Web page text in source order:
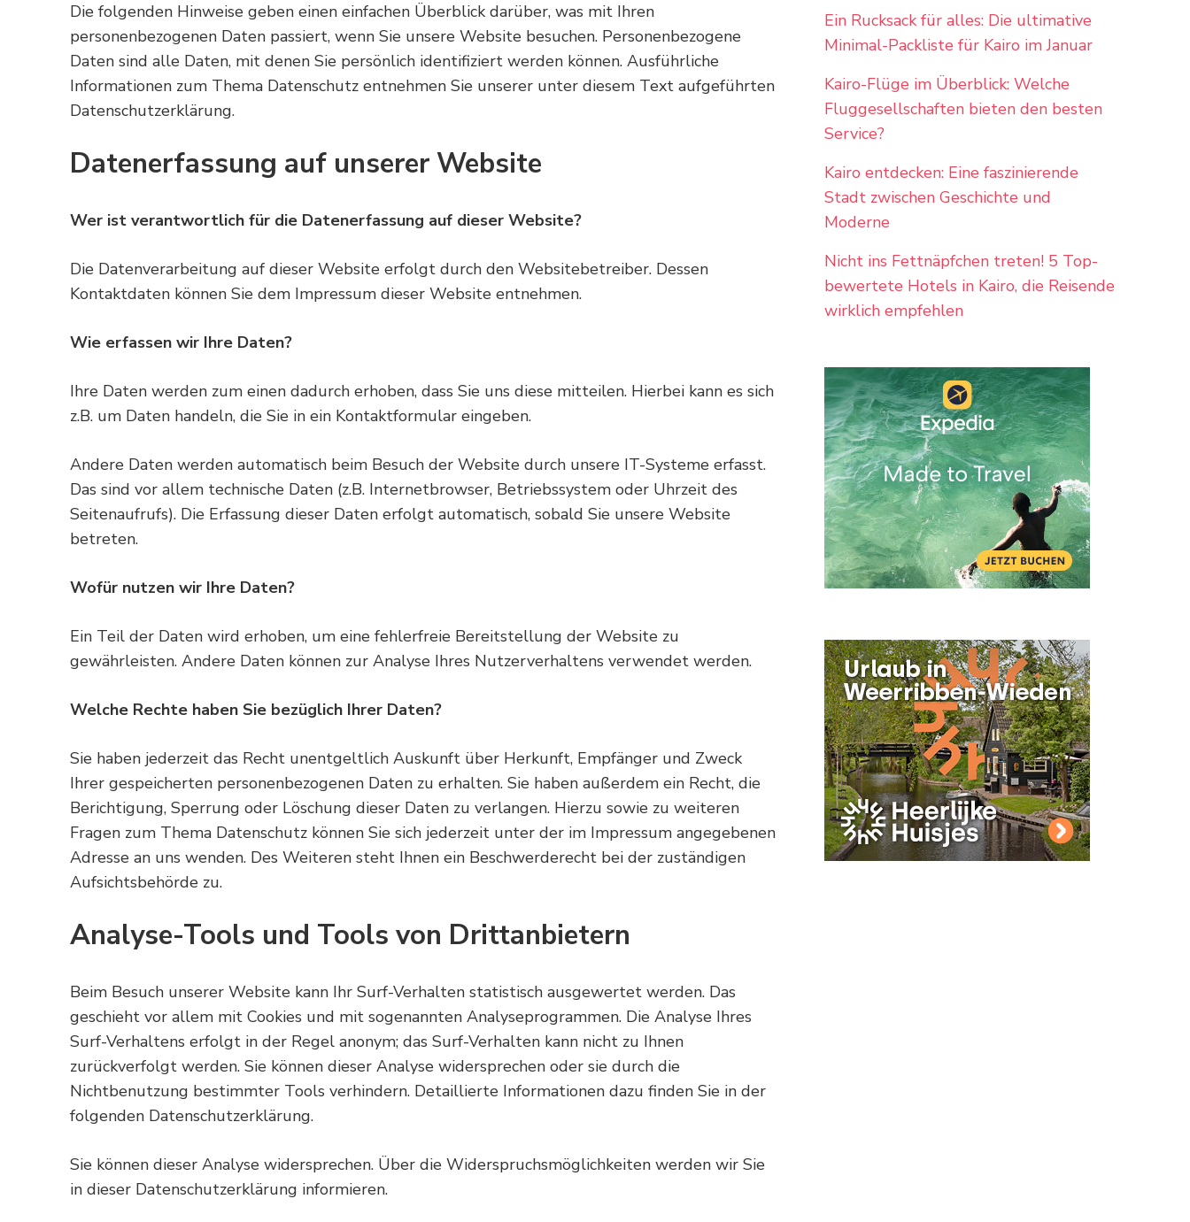
Die folgenden Hinweise geben einen einfachen Überblick darüber, was mit Ihren
personenbezogenen Daten passiert, wenn Sie unsere Website besuchen. Personenbezogene
Daten sind alle Daten, mit denen Sie persönlich identifiziert werden können. Ausführliche
Informationen zum Thema Datenschutz entnehmen Sie unserer unter diesem Text aufgeführten
Datenschutzerklärung.
Datenerfassung auf unserer Website
Wer ist verantwortlich für die Datenerfassung auf dieser Website?
Die Datenverarbeitung auf dieser Website erfolgt durch den Websitebetreiber. Dessen
Kontaktdaten können Sie dem Impressum dieser Website entnehmen.
Wie erfassen wir Ihre Daten?
Ihre Daten werden zum einen dadurch erhoben, dass Sie uns diese mitteilen. Hierbei kann es sich
z.B. um Daten handeln, die Sie in ein Kontaktformular eingeben.
Andere Daten werden automatisch beim Besuch der Website durch unsere IT-Systeme erfasst.
Das sind vor allem technische Daten (z.B. Internetbrowser, Betriebssystem oder Uhrzeit des
Seitenaufrufs). Die Erfassung dieser Daten erfolgt automatisch, sobald Sie unsere Website
betreten.
Wofür nutzen wir Ihre Daten?
Ein Teil der Daten wird erhoben, um eine fehlerfreie Bereitstellung der Website zu
gewährleisten. Andere Daten können zur Analyse Ihres Nutzerverhaltens verwendet werden.
Welche Rechte haben Sie bezüglich Ihrer Daten?
Sie haben jederzeit das Recht unentgeltlich Auskunft über Herkunft, Empfänger und Zweck
Ihrer gespeicherten personenbezogenen Daten zu erhalten. Sie haben außerdem ein Recht, die
Berichtigung, Sperrung oder Löschung dieser Daten zu verlangen. Hierzu sowie zu weiteren
Fragen zum Thema Datenschutz können Sie sich jederzeit unter der im Impressum angegebenen
Adresse an uns wenden. Des Weiteren steht Ihnen ein Beschwerderecht bei der zuständigen
Aufsichtsbehörde zu.
Analyse-Tools und Tools von Drittanbietern
Beim Besuch unserer Website kann Ihr Surf-Verhalten statistisch ausgewertet werden. Das
geschieht vor allem mit Cookies und mit sogenannten Analyseprogrammen. Die Analyse Ihres
Surf-Verhaltens erfolgt in der Regel anonym; das Surf-Verhalten kann nicht zu Ihnen
zurückverfolgt werden. Sie können dieser Analyse widersprechen oder sie durch die
Nichtbenutzung bestimmter Tools verhindern. Detaillierte Informationen dazu finden Sie in der
folgenden Datenschutzerklärung.
Sie können dieser Analyse widersprechen. Über die Widerspruchsmöglichkeiten werden wir Sie
in dieser Datenschutzerklärung informieren.
Ein Rucksack für alles: Die ultimative
Minimal-Packliste für Kairo im Januar
Kairo-Flüge im Überblick: Welche
Fluggesellschaften bieten den besten
Service?
Kairo entdecken: Eine faszinierende
Stadt zwischen Geschichte und
Moderne
Nicht ins Fettnäpfchen treten! 5 Top-
bewertete Hotels in Kairo, die Reisende
wirklich empfehlen